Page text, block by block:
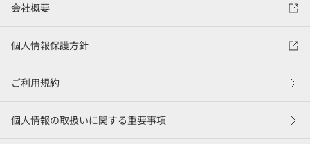
会社概要
個人情報保護方針
ご利用規約
個人情報の取扱いに関する重要事項